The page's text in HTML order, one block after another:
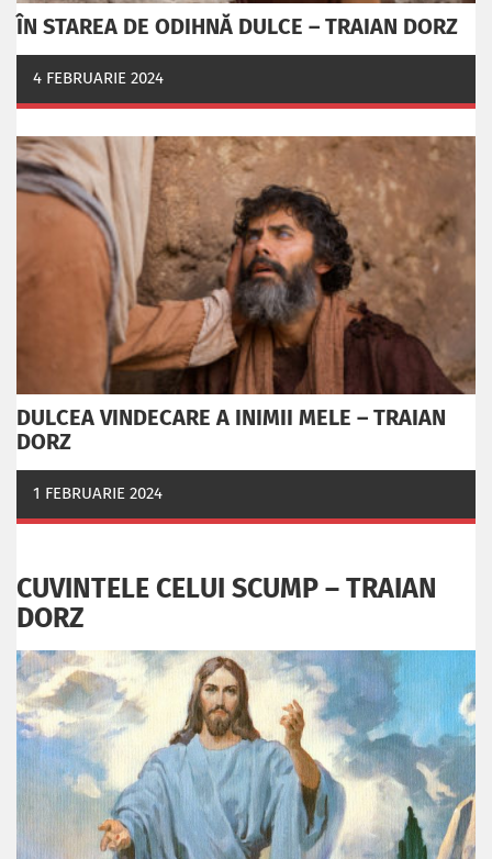
ÎN STAREA DE ODIHNĂ DULCE – TRAIAN DORZ
4 FEBRUARIE 2024
DULCEA VINDECARE A INIMII MELE – TRAIAN
DORZ
1 FEBRUARIE 2024
CUVINTELE CELUI SCUMP – TRAIAN
DORZ